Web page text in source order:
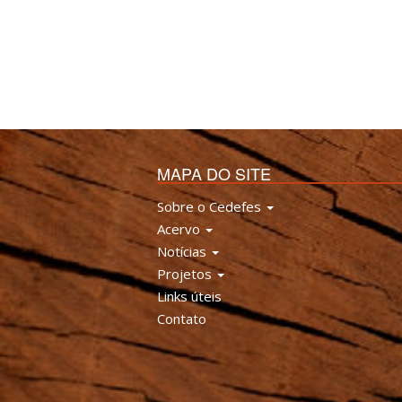
MAPA DO SITE
Sobre o Cedefes
Acervo
Notícias
Projetos
Links úteis
Contato